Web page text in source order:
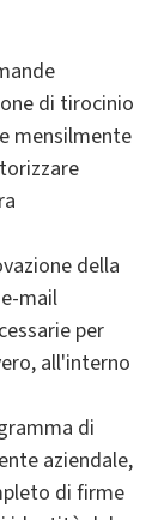
di tirocinio
mensilmente
della
mail
per
all'interno
di
aziendale,
di firme